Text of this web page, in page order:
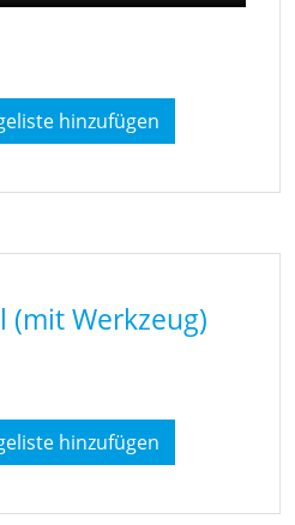
hinzufügen
(mit Werkzeug)
hinzufügen